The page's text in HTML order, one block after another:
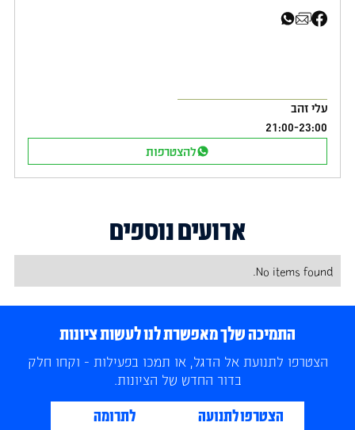
עלי זהב
21:00-23:00
להצטרפות
ארועים נוספים
No items found.
התמיכה שלך מאפשרת לנו לעשות ציונות
הצטרפו לתנועת אל הדגל, או תמכו בפעילות - וקחו חלק
בדור החדש של הציונות.
הצטרפו לתנועה לתרומה